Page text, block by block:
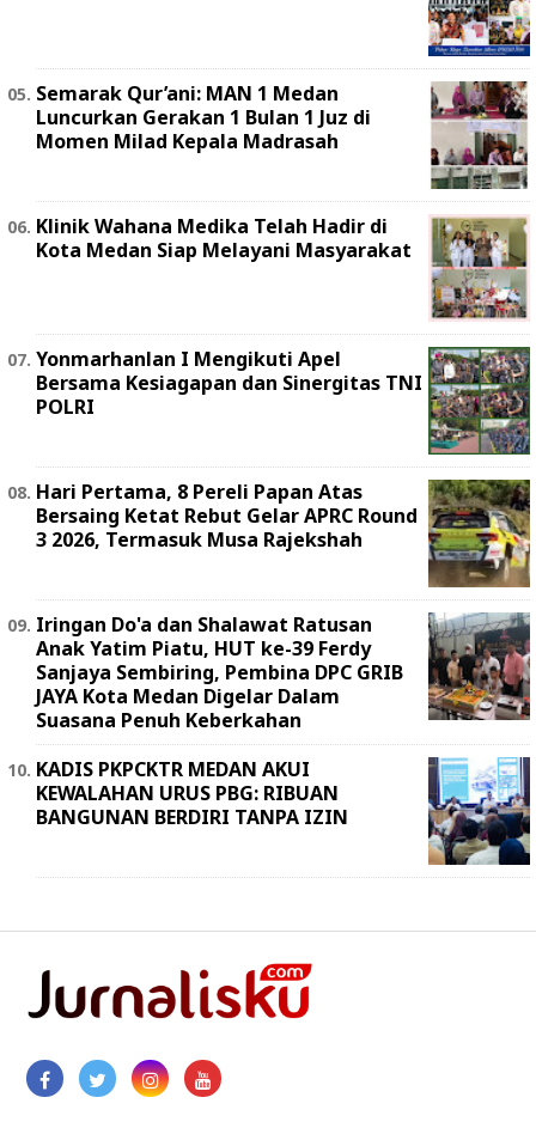
Semarak Qur’ani: MAN 1 Medan
Luncurkan Gerakan 1 Bulan 1 Juz di
Momen Milad Kepala Madrasah
Klinik Wahana Medika Telah Hadir di
Kota Medan Siap Melayani Masyarakat
Yonmarhanlan I Mengikuti Apel
Bersama Kesiagapan dan Sinergitas TNI
POLRI
Hari Pertama, 8 Pereli Papan Atas
Bersaing Ketat Rebut Gelar APRC Round
3 2026, Termasuk Musa Rajekshah
Iringan Do'a dan Shalawat Ratusan
Anak Yatim Piatu, HUT ke-39 Ferdy
Sanjaya Sembiring, Pembina DPC GRIB
JAYA Kota Medan Digelar Dalam
Suasana Penuh Keberkahan
KADIS PKPCKTR MEDAN AKUI
KEWALAHAN URUS PBG: RIBUAN
BANGUNAN BERDIRI TANPA IZIN